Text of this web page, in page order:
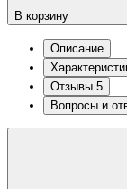
В корзину
Описание
Отзывы 5
Вопросы и